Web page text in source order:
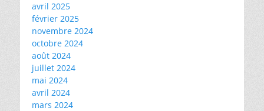
avril 2025
février 2025
novembre 2024
octobre 2024
août 2024
juillet 2024
mai 2024
avril 2024
mars 2024